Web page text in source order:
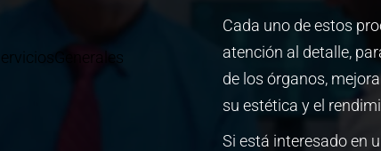
Cada uno de estos
atención al detalle,
de los órganos,
su estética y el
Si está interesado en